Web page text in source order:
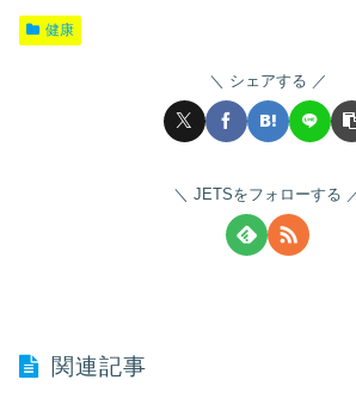
健康
シェアする
JETSをフォローする
関連記事